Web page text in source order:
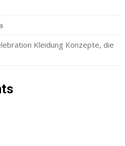
Kleidung Konzepte, die